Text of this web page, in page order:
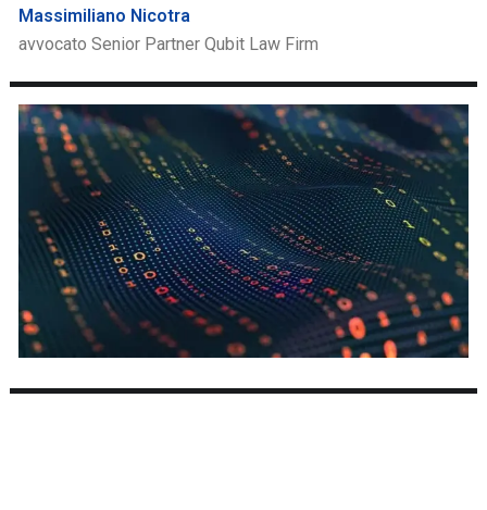
Massimiliano Nicotra
avvocato Senior Partner Qubit Law Firm